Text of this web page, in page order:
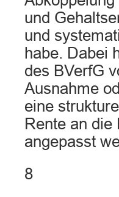
und
und
habe. Dabei
des BVerfG
Ausnahme
eine
Rente an
angepasst
8